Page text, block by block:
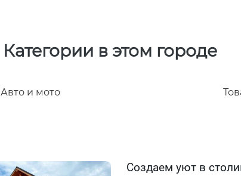
Категории в этом городе
Авто и мото
Создаем уют в